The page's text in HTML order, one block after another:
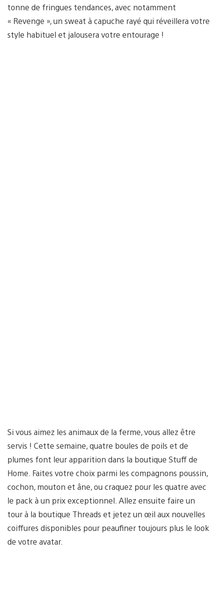
tonne de fringues tendances, avec notamment
« Revenge », un sweat à capuche rayé qui réveillera votre
style habituel et jalousera votre entourage !
Si vous aimez les animaux de la ferme, vous allez être
servis ! Cette semaine, quatre boules de poils et de
plumes font leur apparition dans la boutique Stuff de
Home. Faites votre choix parmi les compagnons poussin,
cochon, mouton et âne, ou craquez pour les quatre avec
le pack à un prix exceptionnel. Allez ensuite faire un
tour à la boutique Threads et jetez un œil aux nouvelles
coiffures disponibles pour peaufiner toujours plus le look
de votre avatar.